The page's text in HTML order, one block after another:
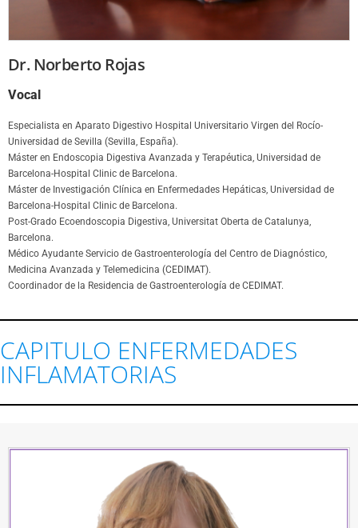
Dr. Norberto Rojas
Vocal
Especialista en Aparato Digestivo Hospital Universitario Virgen del Rocío-
Universidad de Sevilla (Sevilla, España).
Máster en Endoscopia Digestiva Avanzada y Terapéutica, Universidad de
Barcelona-Hospital Clinic de Barcelona.
Máster de Investigación Clínica en Enfermedades Hepáticas, Universidad de
Barcelona-Hospital Clinic de Barcelona.‬
Post-Grado Ecoendoscopia Digestiva, Universitat Oberta de Catalunya,
Barcelona.
Médico Ayudante Servicio de Gastroenterología del Centro de Diagnóstico,
Medicina Avanzada y Telemedicina (CEDIMAT).
Coordinador de la Residencia de Gastroenterología de CEDIMAT.
CAPITULO ENFERMEDADES
INFLAMATORIAS